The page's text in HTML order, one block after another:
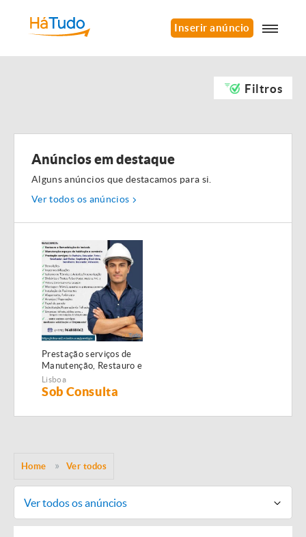
Inserir anúncio
Filtros
Anúncios em destaque
Alguns anúncios que destacamos para si.
Ver todos os anúncios
Prestação serviços de
Manutenção, Restauro e
Remodelação de
imóveis!
Lisboa
Sob Consulta
Home Ver todos
Ver todos os anúncios